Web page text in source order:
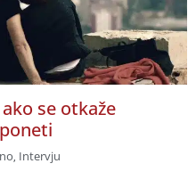
se otkaže
Intervju